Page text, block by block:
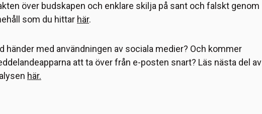
över budskapen och enklare skilja på sant och falskt genom
som du hittar här.
händer med användningen av sociala medier? Och kommer
att ta över från e-posten snart? Läs nästa del av
här.